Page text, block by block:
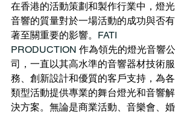
在香港的活動策劃和製作行業中，燈光
音響的質量對於一場活動的成功與否有
著至關重要的影響。 FATI
PRODUCTION 作為領先的燈光音響公
司，一直以其高水準的音響器材技術服
務、創新設計和優質的客戶支持，為各
類型活動提供專業的舞台燈光和音響解
決方案。無論是商業活動、音樂會、婚